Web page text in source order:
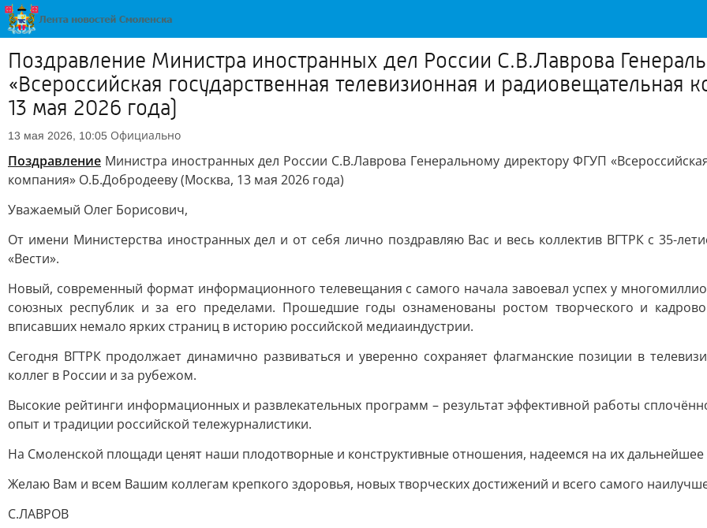
Поздравление Министра иностранных дел России С.В.Лаврова
«Всероссийская государственная телевизионная и
13 мая 2026 года)
13 мая 2026, 10:05 Официально
Поздравление Министра иностранных дел России С.В.Лаврова Генеральному директору ФГУП
компания» О.Б.Добродееву (Москва, 13 мая 2026 года)
Уважаемый Олег Борисович,
От имени Министерства иностранных дел и от себя лично поздравляю Вас и весь коллектив ВГТРК с 35-
«Вести».
Новый, современный формат информационного телевещания с самого начала завоевал успех у
союзных республик и за его пределами. Прошедшие годы ознаменованы ростом творческого и
вписавших немало ярких страниц в историю российской медиаиндустрии.
Сегодня ВГТРК продолжает динамично развиваться и уверенно сохраняет флагманские позиции в
коллег в России и за рубежом.
Высокие рейтинги информационных и развлекательных программ – результат эффективной работы
опыт и традиции российской тележурналистики.
На Смоленской площади ценят наши плодотворные и конструктивные отношения, надеемся на их дальнейшее
Желаю Вам и всем Вашим коллегам крепкого здоровья, новых творческих достижений и всего самого
С.ЛАВРОВ